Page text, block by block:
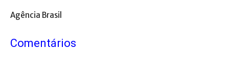
Agência Brasil
Comentários